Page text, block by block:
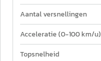
Aantal versnellingen
Acceleratie (0-100 km/u)
Topsnelheid